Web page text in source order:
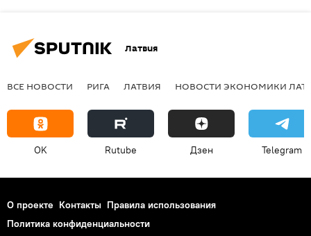
Латвия
ВСЕ НОВОСТИ РИГА ЛАТВИЯ НОВОСТИ ЭКОНОМИКИ
OK Rutube Дзен Telegram
О проекте Контакты Правила использования
Политика конфиденциальности